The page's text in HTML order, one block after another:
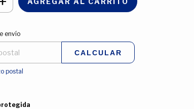
CP:
envío
CALCULAR
postal